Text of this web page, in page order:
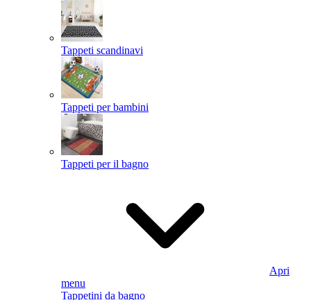
Tappeti scandinavi
Tappeti per bambini
Tappeti per il bagno
Apri
menu
Tappetini da bagno